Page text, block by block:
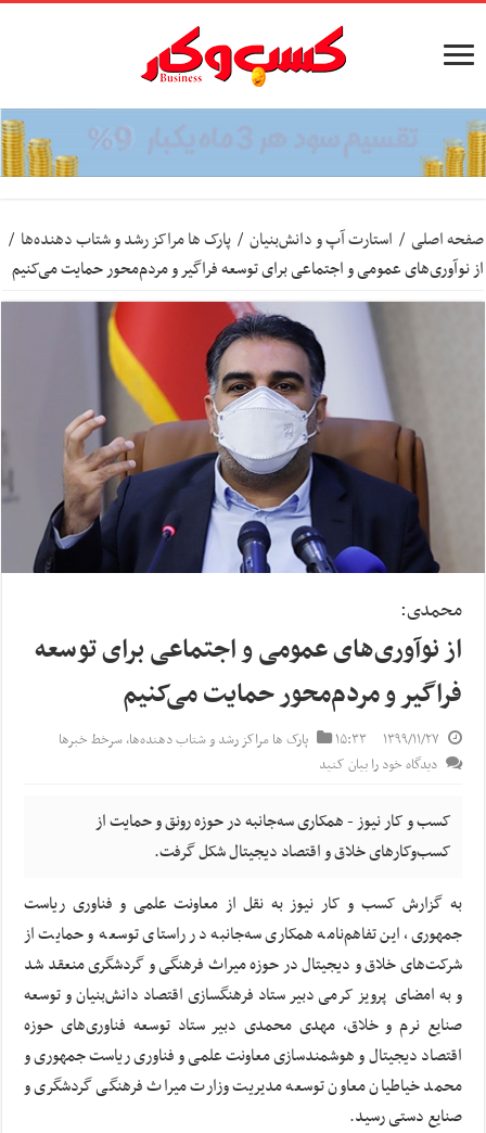
صفحه اصلی / استارت آپ‌ و دانش‌بنیان‌ / پارک ها مراکز رشد و شتاب‌ دهنده‌ها /
از نوآوری‌های عمومی و اجتماعی برای توسعه فراگیر و مردم‌محور حمایت می‌کنیم
محمدی:
از نوآوری‌های عمومی و اجتماعی برای توسعه
فراگیر و مردم‌محور حمایت می‌کنیم
۱۳۹۹/۱۱/۲۷ ۱۵:۳۳ پارک ها مراکز رشد و شتاب‌ دهنده‌ها,سرخط خبرها
دیدگاه خود را بیان کنید
کسب و کار نیوز - همکاری سه‌جانبه در حوزه رونق و حمایت از
کسب‌وکارهای خلاق و اقتصاد دیجیتال شکل گرفت.
به گزارش کسب و کار نیوز به نقل از معاونت علمی و فناوری ریاست
جمهوری، این تفاهم‌نامه همکاری سه‌جانبه در راستای توسعه و حمایت از
شرکت‌های خلاق و دیجیتال در حوزه میراث فرهنگی و گردشگری منعقد شد
و به امضای پرویز کرمی دبیر ستاد فرهنگسازی اقتصاد دانش‌بنیان و توسعه
صنایع نرم و خلاق، مهدی محمدی دبیر ستاد توسعه فناوری‌های حوزه
اقتصاد دیجیتال و هوشمندسازی معاونت علمی و فناوری ریاست جمهوری و
محمد خیاطیان معاون توسعه مدیریت وزارت میراث فرهنگی گردشگری و
صنایع دستی رسید.